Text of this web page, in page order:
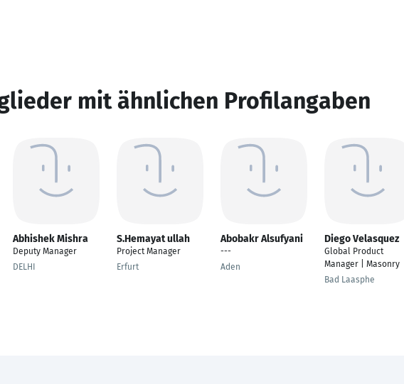
mit ähnlichen Profilangaben
Abhishek Mishra
Deputy Manager
DELHI
S.Hemayat ullah
Project Manager
Erfurt
Abobakr Alsufyani
---
Aden
Diego Velasquez
Global Product
Manager | Masonry
Bad Laasphe